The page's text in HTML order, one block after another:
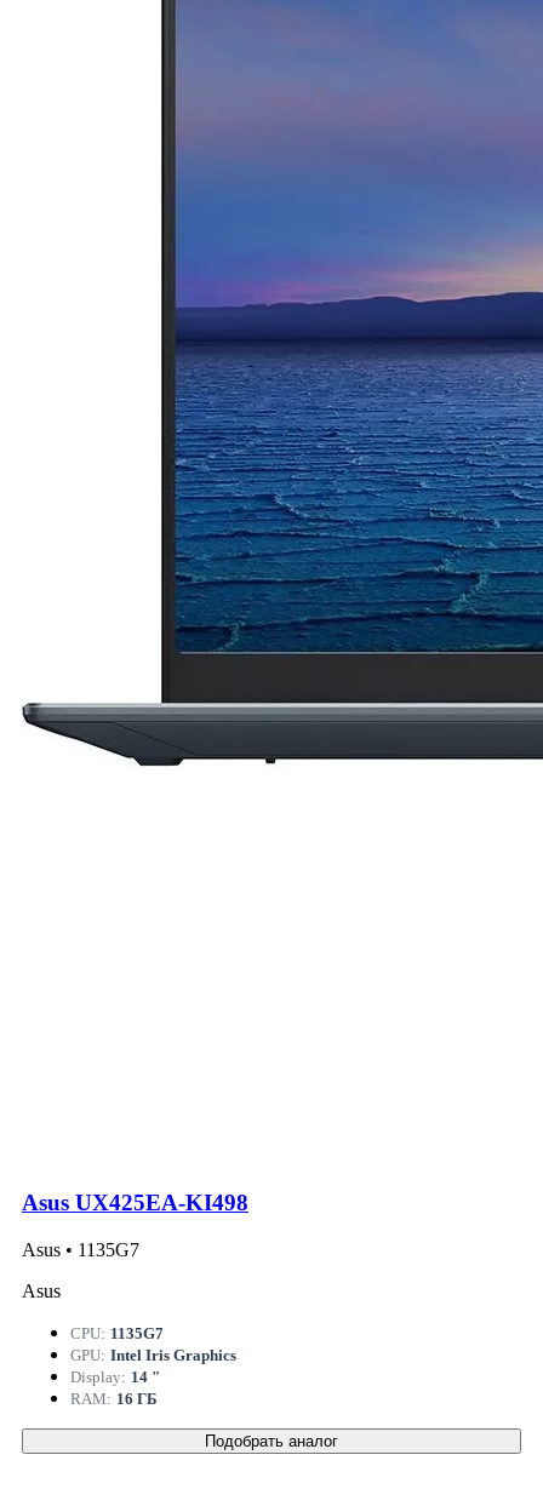
Asus UX425EA-KI498
Asus • 1135G7
Asus
CPU: 1135G7
GPU: Intel Iris Graphics
Display: 14 "
RAM: 16 ГБ
Подобрать аналог